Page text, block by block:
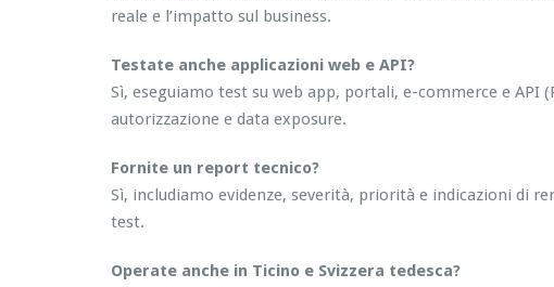
reale e l’impatto sul business.
Testate anche applicazioni web e API?
Sì, eseguiamo test su web app, portali, e-commerce e API
autorizzazione e data exposure.
Fornite un report tecnico?
Sì, includiamo evidenze, severità, priorità e indicazioni di
test.
Operate anche in Ticino e Svizzera tedesca?